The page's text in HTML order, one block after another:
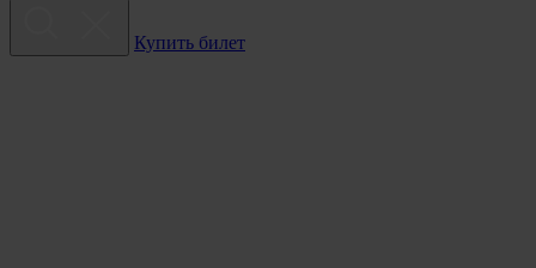
Купить билет